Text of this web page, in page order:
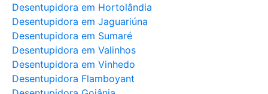
Desentupidora em Hortolândia
Desentupidora em Jaguariúna
Desentupidora em Sumaré
Desentupidora em Valinhos
Desentupidora em Vinhedo
Desentupidora Flamboyant